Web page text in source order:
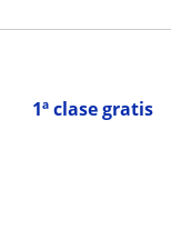
1ª clase gratis